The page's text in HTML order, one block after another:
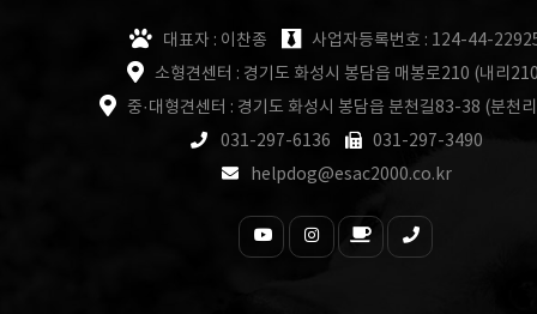
대표자 : 이찬종
사업자등록번호 : 124-44-
소형견센터 : 경기도 화성시 봉담읍 매봉로210 (내리
중·대형견센터 : 경기도 화성시 봉담읍 분천길83-38 (분천
031-297-6136
031-297-3490
helpdog@esac2000.co.kr